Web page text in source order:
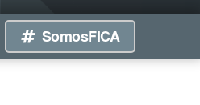
SomosFICA